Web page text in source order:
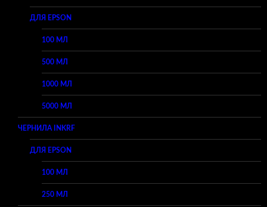
ДЛЯ EPSON
100 МЛ
500 МЛ
1000 МЛ
5000 МЛ
ЧЕРНИЛА INKRF
ДЛЯ EPSON
100 МЛ
250 МЛ